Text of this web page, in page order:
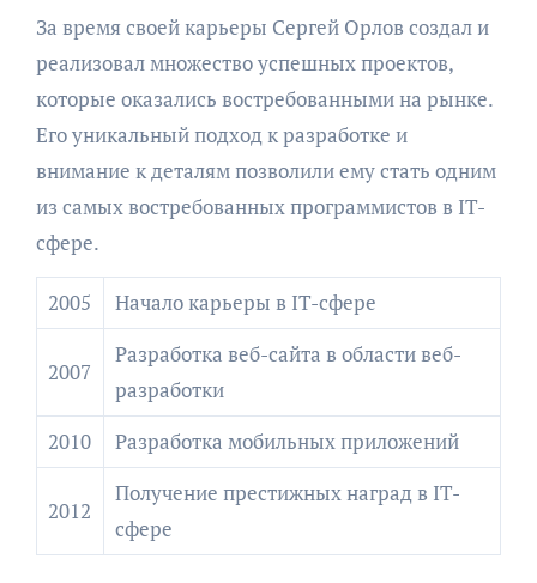
За время своей карьеры Сергей Орлов создал и
реализовал множество успешных проектов,
которые оказались востребованными на рынке.
Его уникальный подход к разработке и
внимание к деталям позволили ему стать одним
из самых востребованных программистов в IT-
сфере.
2005 Начало карьеры в IT-сфере
2007
Разработка веб-сайта в области веб-
разработки
2010
Разработка мобильных приложений
2012
Получение престижных наград в IT-
сфере